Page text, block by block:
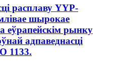
расплаву YYP-
шырокае
еўрапейскім рынку
адпаведнасці
1133.